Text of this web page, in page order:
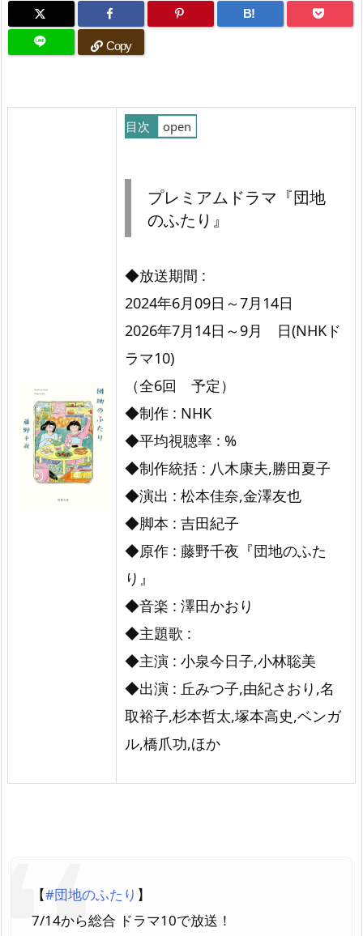
B!
Copy
目次
ミ
ム
ド
ラ
マ
『団
地
の
ふ
た
り』
プレミアムドラマ『団地
のふたり』
◆放送期間 :
2024年6月09日～7月14日
2026年7月14日～9月 日(NHKド
ラマ10)
（全6回 予定）
◆制作 : NHK
◆平均視聴率 : %
◆制作統括 : 八木康夫,勝田夏子
◆演出 : 松本佳奈,金澤友也
◆脚本 : 吉田紀子
◆原作 : 藤野千夜『団地のふた
り』
◆音楽 : 澤田かおり
◆主題歌 :
◆主演 : 小泉今日子,小林聡美
◆出演 : 丘みつ子,由紀さおり,名
取裕子,杉本哲太,塚本高史,ベンガ
ル,橋爪功,ほか
【#団地のふたり 】
7/14から総合 ドラマ10で放送！